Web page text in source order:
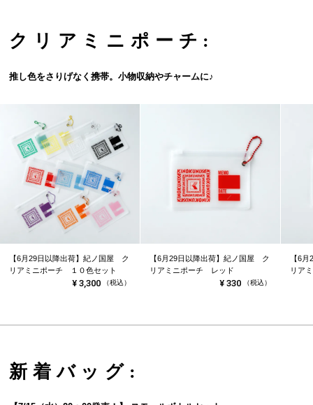
クリアミニポーチ:
推し色をさりげなく携帯。小物収納やチャームに♪
【6月29日以降出荷】紀ノ国屋 ク
リアミニポーチ １０色セット
¥ 3,300 （税込）
【6月29日以降出荷】紀ノ国屋 ク
リアミニポーチ レッド
¥ 330 （税込）
【6
リア
新着バッグ: